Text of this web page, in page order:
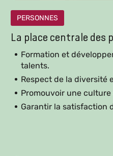
PERSONNES
La place centrale des
Formation et
talents.
Respect de la diversité
Promouvoir une culture
Garantir la satisfaction